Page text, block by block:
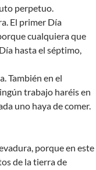
perpetuo.
El primer Día
cualquiera que
hasta el séptimo,
También en el
trabajo haréis en
uno haya de comer.
porque en este
de la tierra de